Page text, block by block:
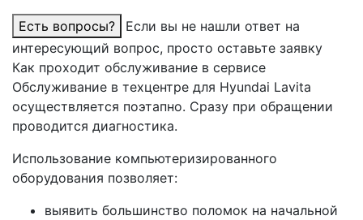
Есть вопросы?
Если вы не нашли ответ на
интересующий вопрос, просто оставьте заявку
Как проходит обслуживание в сервисе
Обслуживание в техцентре для Hyundai Lavita
осуществляется поэтапно. Сразу при обращении
проводится диагностика.
Использование компьютеризированного
оборудования позволяет:
выявить большинство поломок на начальной